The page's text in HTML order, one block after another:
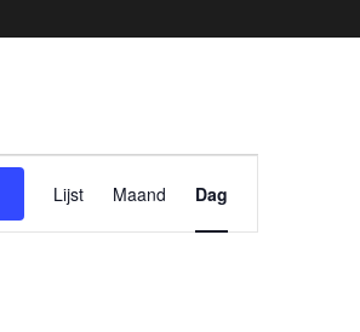
weergaven
Lijst Maand Dag